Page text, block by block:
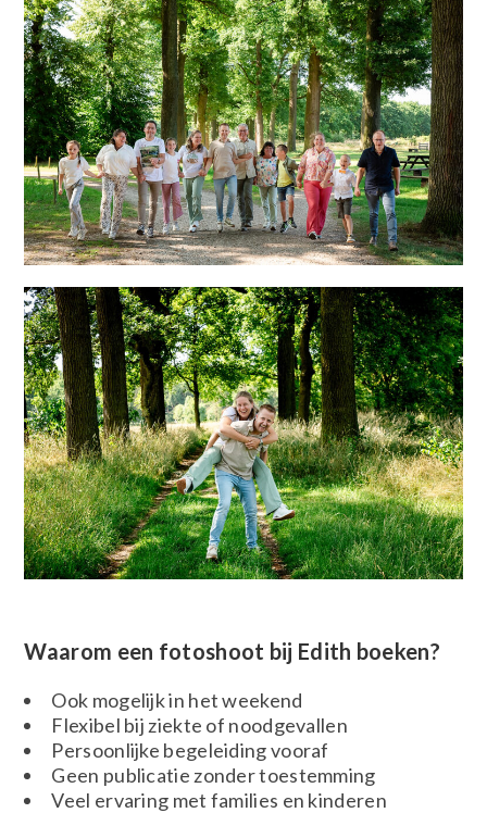
Waarom een fotoshoot bij Edith boeken?
Ook mogelijk in het weekend
Flexibel bij ziekte of noodgevallen
Persoonlijke begeleiding vooraf
Geen publicatie zonder toestemming
Veel ervaring met families en kinderen